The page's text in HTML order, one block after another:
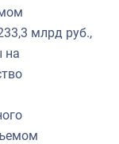
млрд руб.,
на